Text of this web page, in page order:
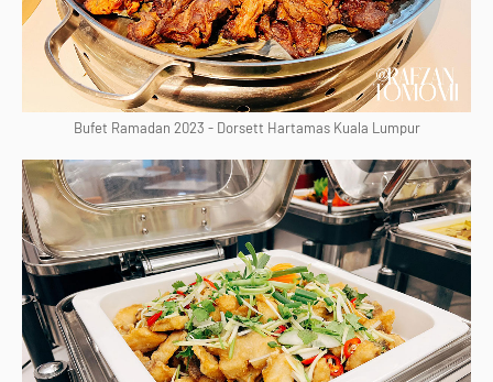
Bufet Ramadan 2023 - Dorsett Hartamas Kuala Lumpur